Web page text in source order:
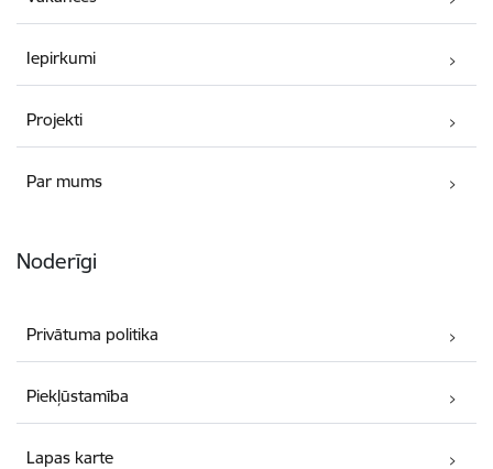
Iepirkumi
Projekti
Par mums
Noderīgi
Privātuma politika
Piekļūstamība
Lapas karte